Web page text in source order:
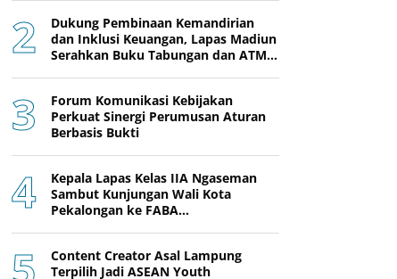
Dukung Pembinaan Kemandirian
dan Inklusi Keuangan, Lapas Madiun
Serahkan Buku Tabungan dan ATM
Forum Komunikasi Kebijakan
Perkuat Sinergi Perumusan Aturan
Berbasis Bukti
Kepala Lapas Kelas IIA Ngaseman
Sambut Kunjungan Wali Kota
Pekalongan ke FABA
Content Creator Asal Lampung
Terpilih Jadi ASEAN Youth